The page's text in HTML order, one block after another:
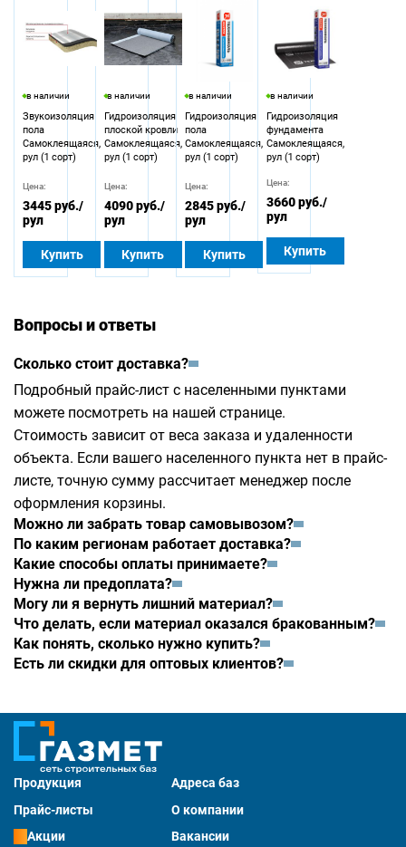
в наличии
Звукоизоляция
пола
Самоклеящаяся,
рул (1 сорт)
Цена:
3445 руб./
рул
Купить
в наличии
Гидроизоляция
плоской кровли
Самоклеящаяся,
рул (1 сорт)
Цена:
4090 руб./
рул
Купить
в наличии
Гидроизоляция
пола
Самоклеящаяся,
рул (1 сорт)
Цена:
2845 руб./
рул
Купить
в наличии
Гидроизоляция
фундамента
Самоклеящаяся,
рул (1 сорт)
Цена:
3660 руб./
рул
Купить
Вопросы и ответы
Сколько стоит доставка?
Подробный прайс-лист с населенными пунктами
можете посмотреть на нашей странице.
Стоимость зависит от веса заказа и удаленности
объекта. Если вашего населенного пункта нет в прайс-
листе, точную сумму рассчитает менеджер после
оформления корзины.
Можно ли забрать товар самовывозом?
По каким регионам работает доставка?
Какие способы оплаты принимаете?
Нужна ли предоплата?
Могу ли я вернуть лишний материал?
Что делать, если материал оказался бракованным?
Как понять, сколько нужно купить?
Есть ли скидки для оптовых клиентов?
Продукция
Адреса баз
Прайс-листы
О компании
Акции
Вакансии